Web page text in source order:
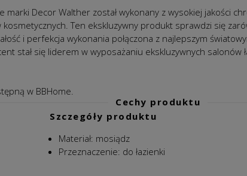
marki Decor Walther został wykonany z wysokiej jakości
Ten ekskluzywny produkt sprawdzi się
i perfekcja wykonania połączona z najlepszym
stał się liderem w wyposażaniu ekskluzywnych salonów
w BBHome.
Cechy produktu
Szczegóły produktu
Materiał: mosiądz
Przeznaczenie: do łazienki